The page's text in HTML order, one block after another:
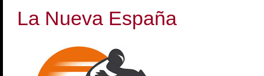
La Nueva España